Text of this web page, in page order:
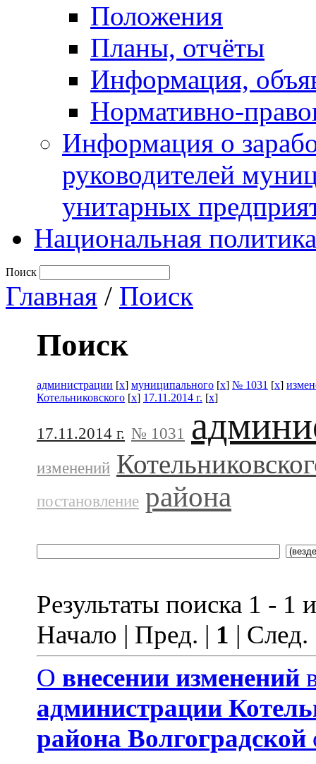
Положения
Планы, отчёты
Информация,
Нормативно-
Информация о
руководителей
унитарных
Национальная политика
Поиск
Главная / Поиск
Поиск
администрации [x] муниципального [x] № 1031 [x]
Котельниковского [x] 17.11.2014 г. [x]
17.11.2014 г. № 1031
изменений
постановление района
Результаты поиска 1 - 1
Начало | Пред. | 1 |
О внесении изменений
администрации
района Волгоградской